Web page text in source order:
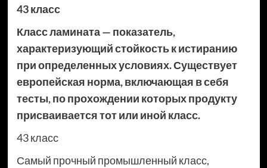
43 класс
Класс ламината — показатель,
характеризующий стойкость к истиранию
при определенных условиях. Существует
европейская норма, включающая в себя
тесты, по прохождении которых продукту
присваивается тот или иной класс.
43 класс
Самый прочный промышленный класс,